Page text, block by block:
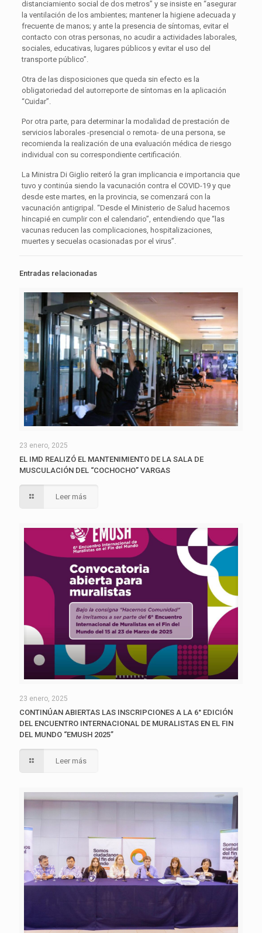
distanciamiento social de dos metros” y se insiste en “asegurar
la ventilación de los ambientes; mantener la higiene adecuada y
frecuente de manos; y ante la presencia de síntomas, evitar el
contacto con otras personas, no acudir a actividades laborales,
sociales, educativas, lugares públicos y evitar el uso del
transporte público”.
Otra de las disposiciones que queda sin efecto es la
obligatoriedad del autorreporte de síntomas en la aplicación
“Cuidar”.
Por otra parte, para determinar la modalidad de prestación de
servicios laborales -presencial o remota- de una persona, se
recomienda la realización de una evaluación médica de riesgo
individual con su correspondiente certificación.
La Ministra Di Giglio reiteró la gran implicancia e importancia que
tuvo y continúa siendo la vacunación contra el COVID-19 y que
desde este martes, en la provincia, se comenzará con la
vacunación antigripal. “Desde el Ministerio de Salud hacemos
hincapié en cumplir con el calendario”, entendiendo que “las
vacunas reducen las complicaciones, hospitalizaciones,
muertes y secuelas ocasionadas por el virus”.
Entradas relacionadas
23 enero, 2025
EL IMD REALIZÓ EL MANTENIMIENTO DE LA SALA DE
MUSCULACIÓN DEL “COCHOCHO” VARGAS
Leer más
23 enero, 2025
CONTINÚAN ABIERTAS LAS INSCRIPCIONES A LA 6° EDICIÓN
DEL ENCUENTRO INTERNACIONAL DE MURALISTAS EN EL FIN
DEL MUNDO “EMUSH 2025”
Leer más